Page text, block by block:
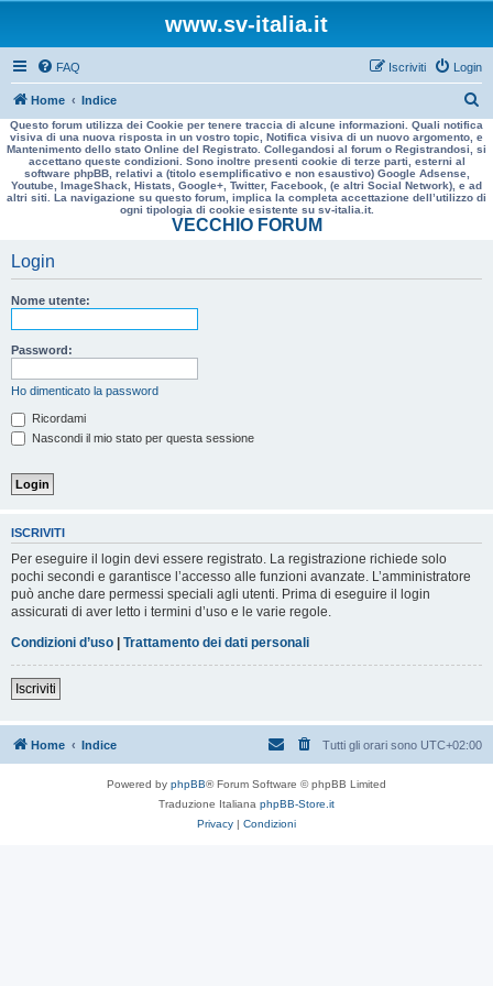
www.sv-italia.it
FAQ Login
Iscriviti
Home Indice
e
r
a
Questo forum utilizza dei Cookie per tenere traccia di alcune informazioni. Quali notifica
visiva di una nuova risposta in un vostro topic, Notifica visiva di un nuovo argomento, e
Mantenimento dello stato Online del Registrato. Collegandosi al forum o Registrandosi, si
accettano queste condizioni. Sono inoltre presenti cookie di terze parti, esterni al
software phpBB, relativi a (titolo esemplificativo e non esaustivo) Google Adsense,
Youtube, ImageShack, Histats, Google+, Twitter, Facebook, (e altri Social Network), e ad
altri siti. La navigazione su questo forum, implica la completa accettazione dell’utilizzo di
ogni tipologia di cookie esistente su sv-italia.it.
VECCHIO FORUM
Login
Nome utente:
Password:
Ho dimenticato la password
Ricordami
Nascondi il mio stato per questa sessione
ISCRIVITI
Per eseguire il login devi essere registrato. La registrazione richiede solo
pochi secondi e garantisce l’accesso alle funzioni avanzate. L’amministratore
può anche dare permessi speciali agli utenti. Prima di eseguire il login
assicurati di aver letto i termini d’uso e le varie regole.
Condizioni d’uso | Trattamento dei dati personali
Iscriviti
Home Indice Tutti gli orari sono UTC+02:00
Powered by phpBB® Forum Software © phpBB Limited
Traduzione Italiana phpBB-Store.it
Privacy | Condizioni